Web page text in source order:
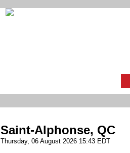
Saint-Alphonse, QC
Thursday, 06 August 2026 15:43 EDT